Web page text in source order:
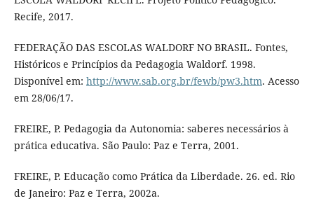
Recife, 2017.
FEDERAÇÃO DAS ESCOLAS WALDORF NO BRASIL. Fontes,
Históricos e Princípios da Pedagogia Waldorf. 1998.
Disponível em: http://www.sab.org.br/fewb/pw3.htm. Acesso
em 28/06/17.
FREIRE, P. Pedagogia da Autonomia: saberes necessários à
prática educativa. São Paulo: Paz e Terra, 2001.
FREIRE, P. Educação como Prática da Liberdade. 26. ed. Rio
de Janeiro: Paz e Terra, 2002a.